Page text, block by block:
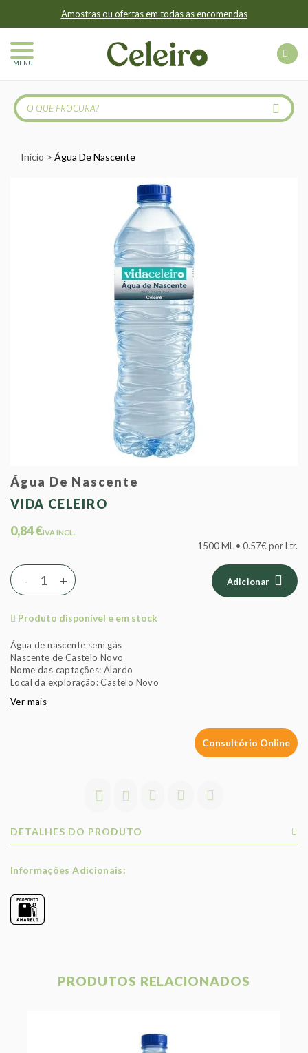
Amostras ou ofertas em todas as encomendas
MENU
Início Água De Nascente
Água De Nascente
VIDA CELEIRO
0,84 €IVA INCL.
1500 ML • 0.57€ por Ltr.
+
- Adicionar
Produto disponível e em stock
Água de nascente sem gás
Nascente de Castelo Novo
Nome das captações: Alardo
Local da exploração: Castelo Novo
Ver mais
Consultório Online
DETALHES DO PRODUTO
Informações Adicionais:
PRODUTOS RELACIONADOS